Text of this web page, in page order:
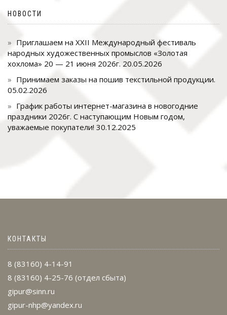
НОВОСТИ
Приглашаем на XXII Международный фестиваль
народных художественных промыслов «Золотая
хохлома» 20 — 21 июня 2026г. 20.05.2026
Принимаем заказы на пошив текстильной продукции.
05.02.2026
График работы интернет-магазина в новогодние
праздники 2026г. С наступающим Новым годом,
уважаемые покупатели! 30.12.2025
КОНТАКТЫ
8 (83160) 4-14-91
8 (83160) 4-25-76 (отдел сбыта)
gipur@sinn.ru
gipur-nhp@yandex.ru